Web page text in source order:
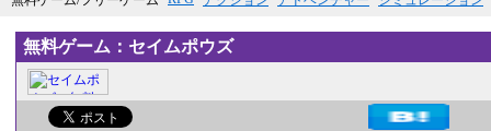
無料ゲーム：セイムポウズ